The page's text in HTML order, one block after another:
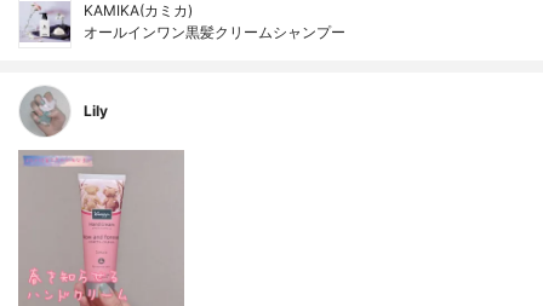
KAMIKA(カミカ)
オールインワン黒髪クリームシャンプー
Lily